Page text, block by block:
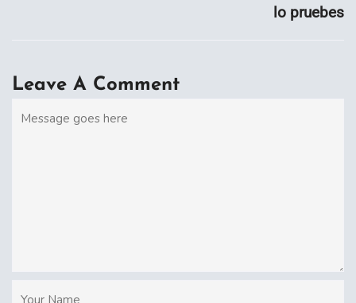
lo pruebes
Leave A Comment